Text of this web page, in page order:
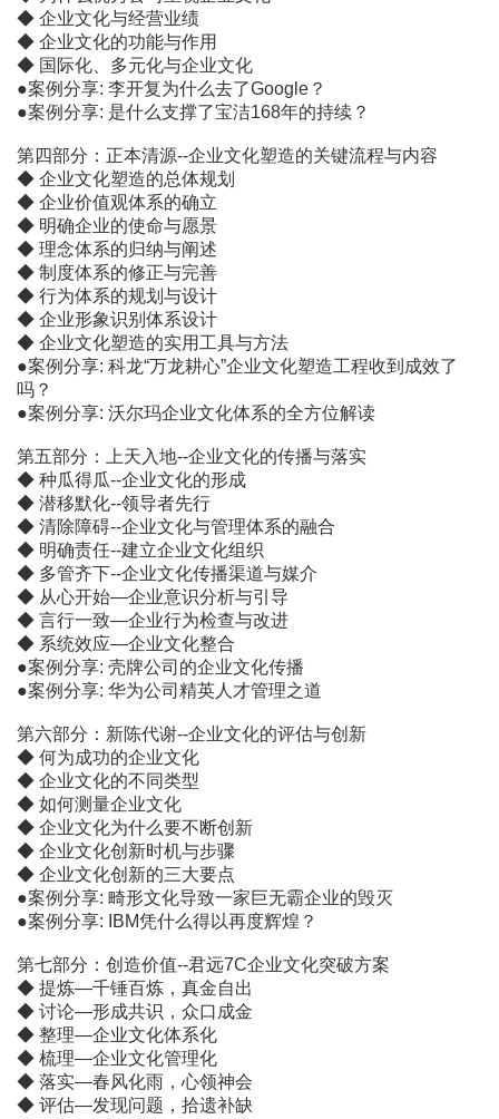
◆ 企业文化与经营业绩
◆ 企业文化的功能与作用
◆ 国际化、多元化与企业文化
●案例分享: 李开复为什么去了Google？
●案例分享: 是什么支撑了宝洁168年的持续？
第四部分：正本清源--企业文化塑造的关键流程与内容
◆ 企业文化塑造的总体规划
◆ 企业价值观体系的确立
◆ 明确企业的使命与愿景
◆ 理念体系的归纳与阐述
◆ 制度体系的修正与完善
◆ 行为体系的规划与设计
◆ 企业形象识别体系设计
◆ 企业文化塑造的实用工具与方法
●案例分享: 科龙“万龙耕心”企业文化塑造工程收到成效了
吗？
●案例分享: 沃尔玛企业文化体系的全方位解读
第五部分：上天入地--企业文化的传播与落实
◆ 种瓜得瓜--企业文化的形成
◆ 潜移默化--领导者先行
◆ 清除障碍--企业文化与管理体系的融合
◆ 明确责任--建立企业文化组织
◆ 多管齐下--企业文化传播渠道与媒介
◆ 从心开始―企业意识分析与引导
◆ 言行一致―企业行为检查与改进
◆ 系统效应―企业文化整合
●案例分享: 壳牌公司的企业文化传播
●案例分享: 华为公司精英人才管理之道
第六部分：新陈代谢--企业文化的评估与创新
◆ 何为成功的企业文化
◆ 企业文化的不同类型
◆ 如何测量企业文化
◆ 企业文化为什么要不断创新
◆ 企业文化创新时机与步骤
◆ 企业文化创新的三大要点
●案例分享: 畸形文化导致一家巨无霸企业的毁灭
●案例分享: IBM凭什么得以再度辉煌？
第七部分：创造价值--君远7C企业文化突破方案
◆ 提炼―千锤百炼，真金自出
◆ 讨论―形成共识，众口成金
◆ 整理―企业文化体系化
◆ 梳理―企业文化管理化
◆ 落实―春风化雨，心领神会
◆ 评估―发现问题，拾遗补缺